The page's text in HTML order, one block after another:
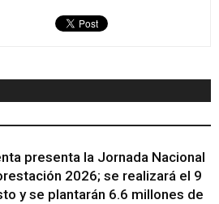
presenta la Jornada Nacional
2026; se realizará el 9
y se plantarán 6.6 millones de